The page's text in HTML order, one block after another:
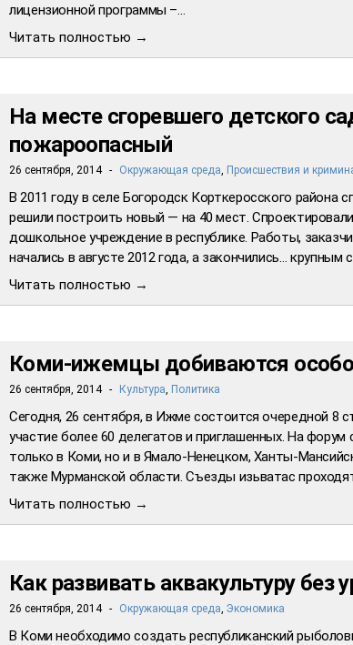
лицензионной программы –…
Читать полностью →
На месте сгоревшего детского
пожароопасный
26 сентября, 2014 - Окружающая среда Происшествия и
В 2011 году в селе Богородск Корткеросского района
решили построить новый — на 40 мест.
дошкольное учреждение в республике. Работы,
начались в августе 2012 года, а закончились…
Читать полностью →
Коми-ижемцы добиваются
26 сентября, 2014 - Культура Политика
Сегодня, 26 сентября, в Ижме состоится очередной 8
участие более 60 делегатов и приглашенных. На
только в Коми, но и в Ямало-Ненецком, Ханты-
также Мурманской области. Съезды изьватас
Читать полностью →
Как развивать аквакультуру без
26 сентября, 2014 - Окружающая среда Экономика
В Коми необходимо создать республиканский